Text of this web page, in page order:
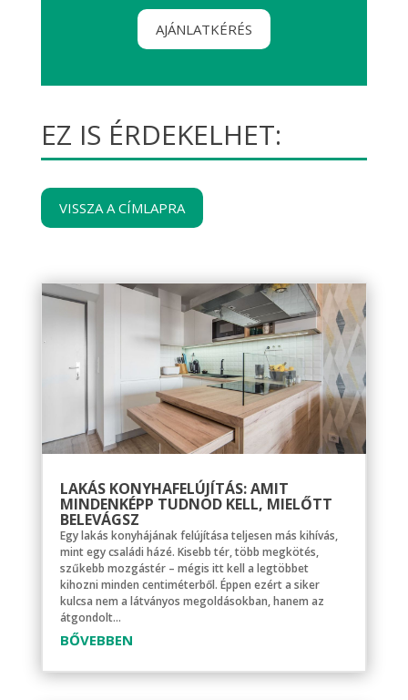
AJÁNLATKÉRÉS
EZ IS ÉRDEKELHET:
VISSZA A CÍMLAPRA
LAKÁS KONYHAFELÚJÍTÁS: AMIT
MINDENKÉPP TUDNOD KELL, MIELŐTT
BELEVÁGSZ
Egy lakás konyhájának felújítása teljesen más kihívás,
mint egy családi házé. Kisebb tér, több megkötés,
szűkebb mozgástér – mégis itt kell a legtöbbet
kihozni minden centiméterből. Éppen ezért a siker
kulcsa nem a látványos megoldásokban, hanem az
átgondolt...
BŐVEBBEN